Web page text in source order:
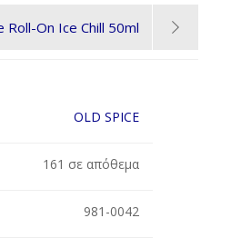
Roll-On Ice Chill 50ml
OLD SPICE
161 σε απόθεμα
981-0042